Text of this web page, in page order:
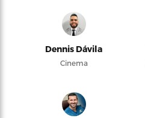
Dennis Dávila
Cinema